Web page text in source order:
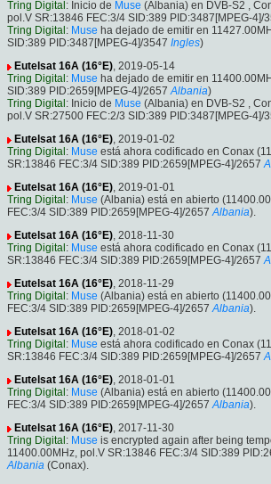
Tring Digital : Inicio de Muse (Albania) en DVB-S2 ,
pol.V SR:13846 FEC:3/4 SID:389 PID:3487[MPEG-4]/
Tring Digital : Muse ha dejado de emitir en
SID:389 PID:3487[MPEG-4]/3547 Ingles)
Eutelsat 16A (16°E), 2019-05-14
Tring Digital : Muse ha dejado de emitir en
SID:389 PID:2659[MPEG-4]/2657 Albania)
Tring Digital : Inicio de Muse (Albania) en DVB-S2 ,
pol.V SR:27500 FEC:2/3 SID:389 PID:3487[MPEG-4]/
Eutelsat 16A (16°E), 2019-01-02
Tring Digital : Muse está ahora codificado en Conax
SR:13846 FEC:3/4 SID:389 PID:2659[MPEG-4]/2657
Eutelsat 16A (16°E), 2019-01-01
Tring Digital : Muse (Albania) está en abierto
FEC:3/4 SID:389 PID:2659[MPEG-4]/2657 Albania).
Eutelsat 16A (16°E), 2018-11-30
Tring Digital : Muse está ahora codificado en Conax
SR:13846 FEC:3/4 SID:389 PID:2659[MPEG-4]/2657
Eutelsat 16A (16°E), 2018-11-29
Tring Digital : Muse (Albania) está en abierto
FEC:3/4 SID:389 PID:2659[MPEG-4]/2657 Albania).
Eutelsat 16A (16°E), 2018-01-02
Tring Digital : Muse está ahora codificado en Conax
SR:13846 FEC:3/4 SID:389 PID:2659[MPEG-4]/2657
Eutelsat 16A (16°E), 2018-01-01
Tring Digital : Muse (Albania) está en abierto
FEC:3/4 SID:389 PID:2659[MPEG-4]/2657 Albania).
Eutelsat 16A (16°E), 2017-11-30
Tring Digital : Muse is encrypted again after being
11400.00MHz, pol.V SR:13846 FEC:3/4 SID:389
Albania (Conax).